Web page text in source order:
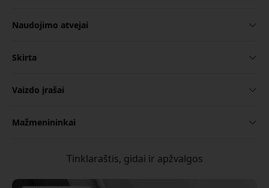
Naudojimo atvejai
Skirta
Vaizdo įrašai
Mažmenininkai
Tinklaraštis, gidai ir apžvalgos